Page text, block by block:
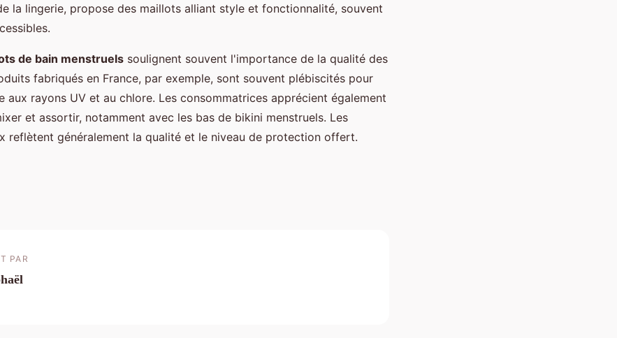
la lingerie, propose des maillots alliant style et fonctionnalité, souvent
de bain menstruels soulignent souvent l'importance de la qualité des
fabriqués en France, par exemple, sont souvent plébiscités pour
aux rayons UV et au chlore. Les consommatrices apprécient également
et assortir, notamment avec les bas de bikini menstruels. Les
reflètent généralement la qualité et le niveau de protection offert.
PAR